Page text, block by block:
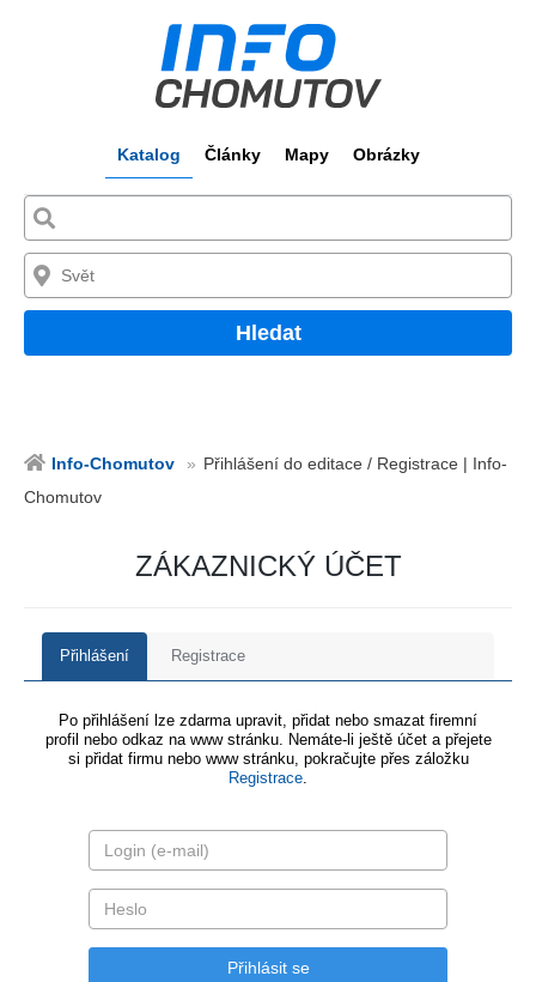
Katalog Články Mapy Obrázky
Hledat
Info-Chomutov
Přihlášení do editace / Registrace | Info-
Chomutov
ZÁKAZNICKÝ ÚČET
Přihlášení Registrace
Po přihlášení lze zdarma upravit, přidat nebo smazat firemní
profil nebo odkaz na www stránku. Nemáte-li ještě účet a přejete
si přidat firmu nebo www stránku, pokračujte přes záložku
Registrace.